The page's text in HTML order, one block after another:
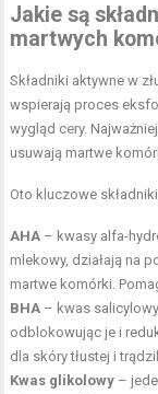
Jakie są
martwych
Składniki aktywne w
wspierają proces
wygląd cery.
usuwają martwe
Oto kluczowe
AHA – kwasy alfa-
mlekowy, działają na
martwe komórki.
BHA – kwas
odblokowując je i
dla skóry tłustej i
Kwas glikolowy –